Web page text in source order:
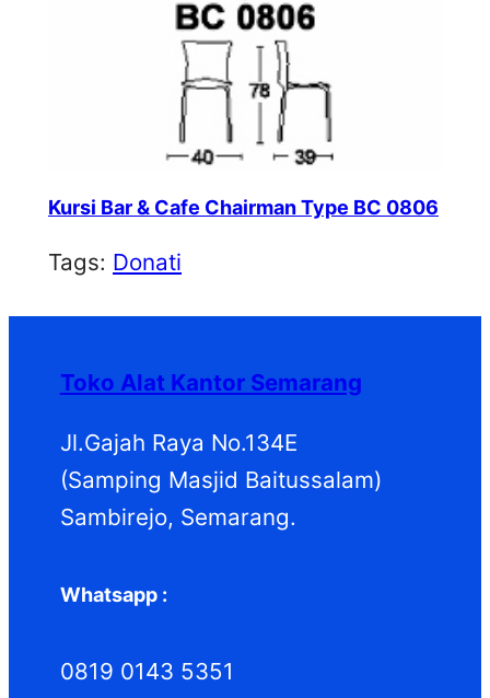
Kursi Bar & Cafe Chairman Type BC 0806
Tags: Donati
Toko Alat Kantor Semarang
Jl.Gajah Raya No.134E
(Samping Masjid Baitussalam)
Sambirejo, Semarang.
Whatsapp :
0819 0143 5351